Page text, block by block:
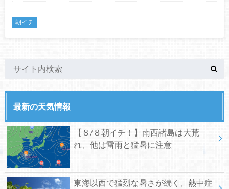
朝イチ
最新の天気情報
【８/８朝イチ！】南西諸島は大荒
れ、他は雷雨と猛暑に注意
東海以西で猛烈な暑さが続く、熱中症